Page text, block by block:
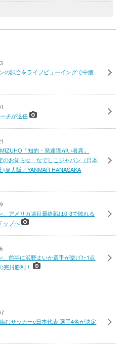
の試合をライブビューイングで中継
チが退任
「知的・発達障がい者席」
のお知らせ なでしこジャパン（日本
＠大阪／YANMAR HANASAKA
、アメリカ遠征最終戦は0-3で敗れる
ップへ
、前半に浜野まいか選手が挙げた1点
完封勝利！
むサッカーe日本代表 選手4名が決定